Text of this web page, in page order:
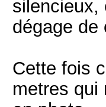
silencieux,
dégage de
Cette fois
metres qui